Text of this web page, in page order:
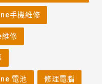
手機維修
修
電池 修理電腦